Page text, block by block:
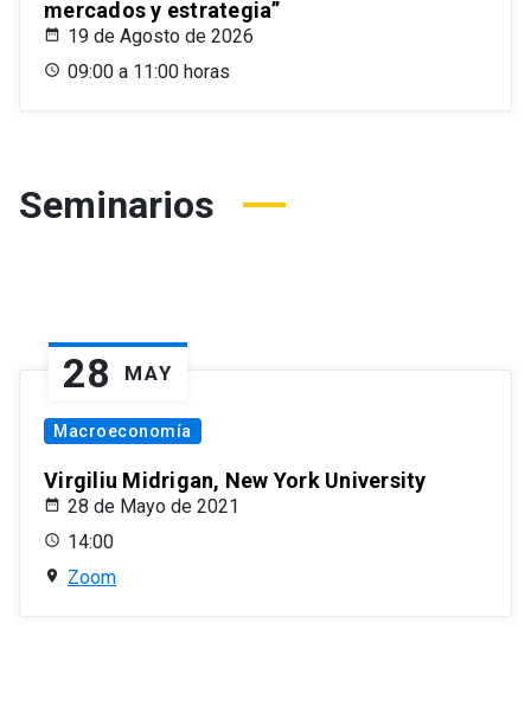
mercados y estrategia”
19 de Agosto de 2026
09:00 a 11:00 horas
Seminarios
28 MAY
Macroeconomía
Virgiliu Midrigan, New York University
28 de Mayo de 2021
14:00
Zoom